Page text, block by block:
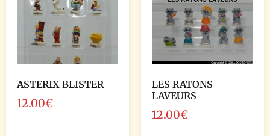
ASTERIX BLISTER
12.00€
LES RATONS
LAVEURS
12.00€